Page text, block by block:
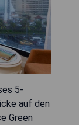
5-
auf den
Green